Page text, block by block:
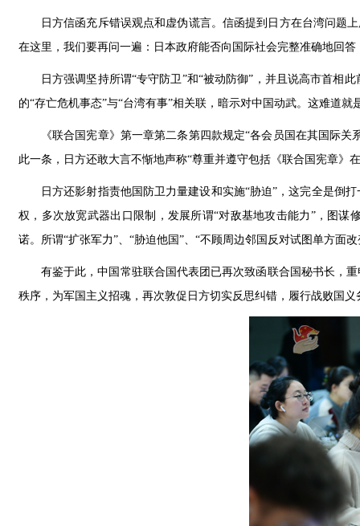
日方信函充斥错误观点和虚伪谎言。信函提到日方在台湾问题
在这里，我们要再问一遍：日本政府能否向国际社会完整准确地回
日方强调坚持所谓“专守防卫”和“被动防御”，并且说高市首相
的“存亡危机事态”与“台湾有事”相关联，暗示对中国动武。这难道
《联合国宪章》第一章第二条第四款规定“各会员国在其国际
此一条，日方还敢大言不惭地声称“尊重并遵守包括《联合国宪章》
日方还影射指责他国防卫力量建设和实施“胁迫”，这完全是倒
权，多次放宽武器出口限制，发展所谓“对敌基地攻击能力”，图
诺。所谓“扩张军力”、“胁迫他国”、“不顾周边邻国反对试图单方面
有鉴于此，中国常驻联合国代表团已再次致函联合国秘书长，
秩序，为军国主义招魂，再次敦促日方切实反思纠错，履行战败国